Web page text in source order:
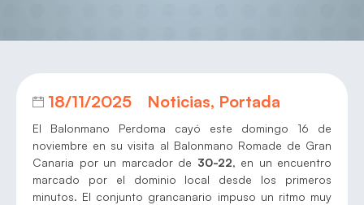
18/11/2025 Noticias, Portada
El Balonmano Perdoma cayó este domingo 16 de
noviembre en su visita al Balonmano Romade de Gran
Canaria por un marcador de 30-22, en un encuentro
marcado por el dominio local desde los primeros
minutos. El conjunto grancanario impuso un ritmo muy